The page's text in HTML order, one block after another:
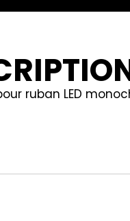
ruban LED